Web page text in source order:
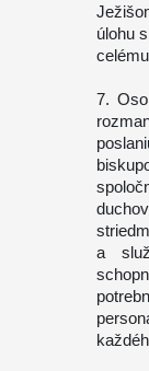
úlohu
7.
a